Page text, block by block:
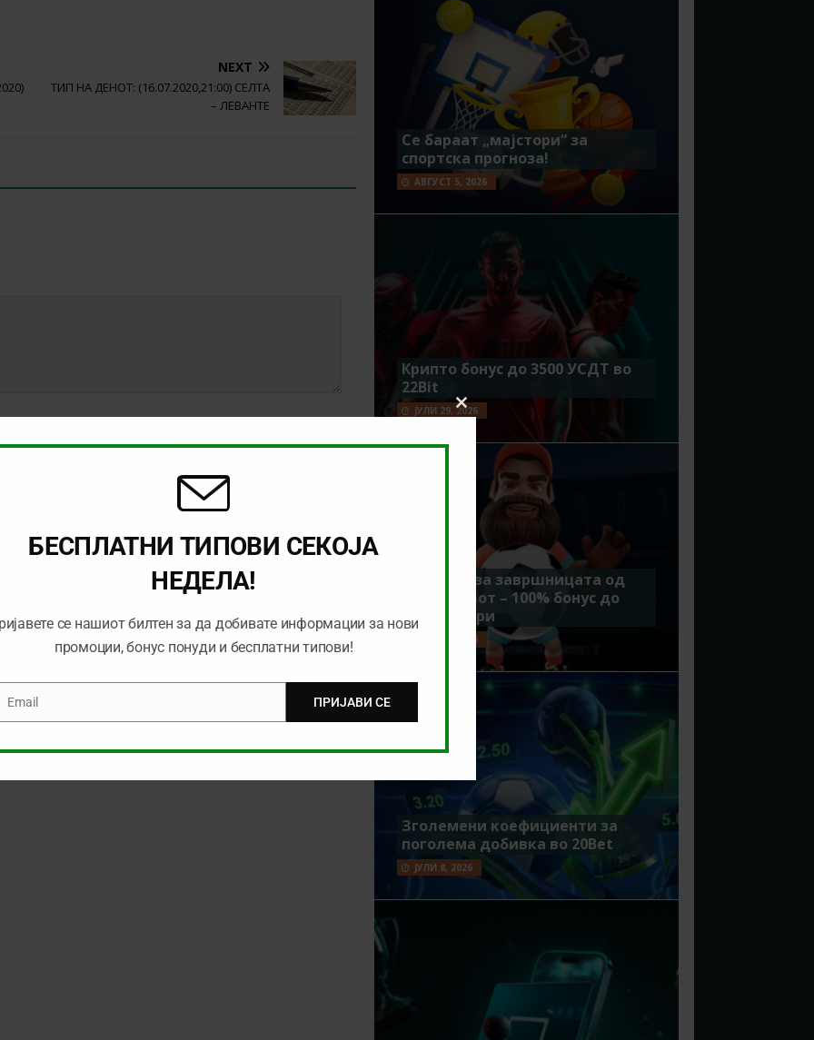
NEXT
ТИП НА ДЕНОТ: (16.07.2020,21:00) СЕЛТА
– ЛЕВАНТЕ
for the next time I comment.
Се бараат „мајстори“ за
спортска прогноза!
АВГУСТ 5, 2026
Крипто бонус до 3500 УСДТ во
22Bit
ЈУЛИ 29, 2026
Идеално за завршницата од
Мундијалот – 100% бонус до
7500 денари
ЈУЛИ 15, 2026
Зголемени коефициенти за
поголема добивка во 20Bet
ЈУЛИ 8, 2026
Close
module
БЕСПЛАТНИ ТИПОВИ СЕКОЈА
НЕДЕЛА!
се нашиот билтен за да добивате информации за нови
промоции, бонус понуди и бесплатни типови!
Email ПРИЈАВИ СЕ